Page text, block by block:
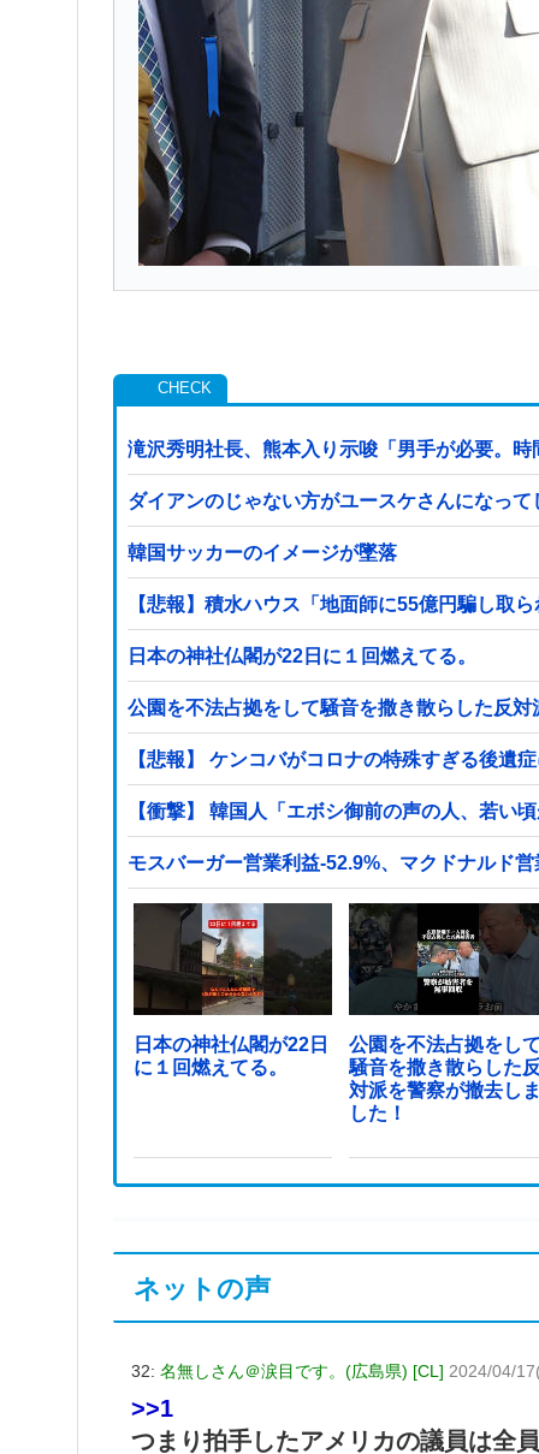
滝沢秀明社長、熊本入り示唆「男手が必要。
ダイアンのじゃない方がユースケさんになっ
韓国サッカーのイメージが墜落
【悲報】積水ハウス「地面師に55億円騙し
日本の神社仏閣が22日に１回燃えてる。
公園を不法占拠をして騒音を撒き散らした反
【悲報】 ケンコバがコロナの特殊すぎる後
【衝撃】 韓国人「エボシ御前の声の人、若い
モスバーガー営業利益-52.9%、マクドナルド
日本の神社仏閣が22日
に１回燃えてる。
公園を不法占拠をし
騒音を撒き散らした
対派を警察が撤去し
した！
ネットの声
32: 名無しさん＠涙目です。(広島県) [CL] 2024/04/
>>1
つまり拍手したアメリカの議員は全